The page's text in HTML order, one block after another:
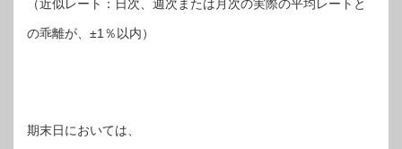
（近似レート：日次、週次または月次の実際の平均レートと
の乖離が、±1％以内）
期末日においては、